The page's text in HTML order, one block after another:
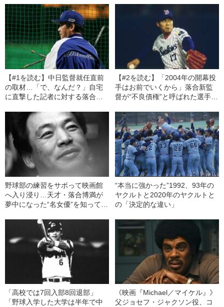
【#1を読む】中日監督就任直前
の取材…「で、なんだ？」自宅
に直撃した記者に対する落合博
【#2を読む】「2004年の開幕投
手はお前でいくから」落合新監
督が“不良債権”と呼ばれた選手に
野球部の練習をサボって映画館
へ入り浸り…天才・落合博満が
夢中になった“名女優”を知ってい
“本当に強かった”1992、93年の
ヤクルトと2020年のヤクルトと
の「決定的な違い」
「高校では7回入部8回退部」
「野球入学した大学は半年で中
《映画『Michael／マイケル』》
父ジョセフ・ジャクソン役、コ